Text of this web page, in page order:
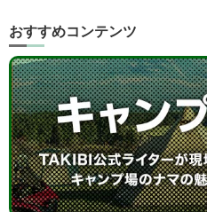
おすすめコンテンツ